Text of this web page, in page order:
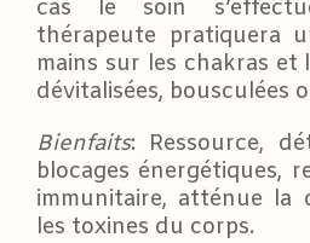
cas le soin
thérapeute pratiquera
mains sur les chakras et
dévitalisées, bousculées
Bienfaits: Ressource,
blocages énergétiques,
immunitaire, atténue la
les toxines du corps.